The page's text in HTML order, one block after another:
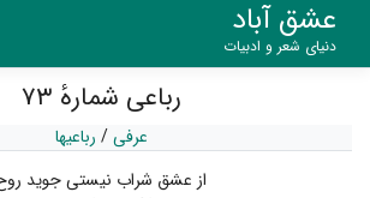
عشق آباد
دنیای شعر و ادبیات
رباعی شمارهٔ ۷۳
عرفی/ رباعیها
از عشق شراب نیستی جوید